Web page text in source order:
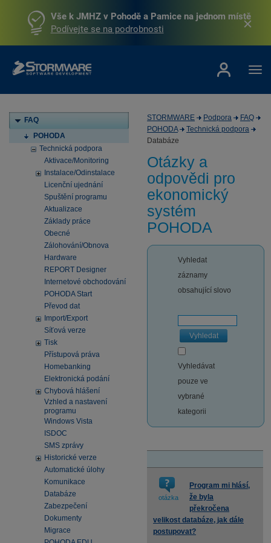
Vše k JMHZ v Pohodě a Pamice na jednom místě
Podívejte se na podrobnosti
FAQ
POHODA
Technická podpora
Aktivace/Monitoring
Instalace/Odinstalace
Licenční ujednání
Spuštění programu
Aktualizace
Základy práce
Obecné
Zálohování/Obnova
Hardware
REPORT Designer
Internetové obchodování
POHODA Start
Převod dat
Import/Export
Síťová verze
Tisk
Přístupová práva
Homebanking
Elektronická podání
Chybová hlášení
Vzhled a nastavení
programu
Windows Vista
ISDOC
SMS zprávy
Historické verze
Automatické úlohy
Komunikace
Databáze
Zabezpečení
Dokumenty
Migrace
STORMWARE Podpora
FAQ
POHODA
Technická podpora
Databáze
Otázky a
odpovědi pro
ekonomický
systém
POHODA
Vyhledat
záznamy
obsahující slovo
Vyhledat
Vyhledávat
pouze ve
vybrané
kategorii
otázka
Program mi hlásí,
že byla
překročena
velikost databáze, jak dále
postupovat?